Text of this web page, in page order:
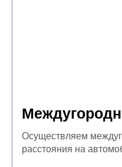
Осуществляем
расстояния на